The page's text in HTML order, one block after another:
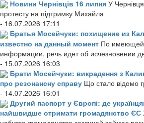
Новини Чернівців 16 липня У
протесту на підтримку Михайла
- 16.07.2026 17:11
Братья Мосейчуки: похищение из
известно на данный момент По
информации, речь идет об исчезновении
- 15.07.2026 16:03
Брати Мосейчуки: викрадення з
про резонансну справу Що стало відомо
- 14.07.2026 16:01
Другий паспорт у Європі: де
найшвидше отримати громадянство ЄС